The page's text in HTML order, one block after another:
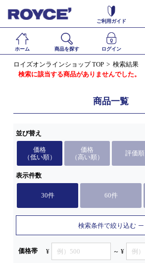
ご利用ガイド
ホーム 商品を探す ログイン
ロイズオンラインショップ TOP
検索結果
検索に該当する商品がありませんでした。
商品一覧
並び替え
価格
（低い順）
価格
（高い順）
評価順
表示件数
30件 60件
検索条件で絞り込む
価格帯 ¥ ～ ¥